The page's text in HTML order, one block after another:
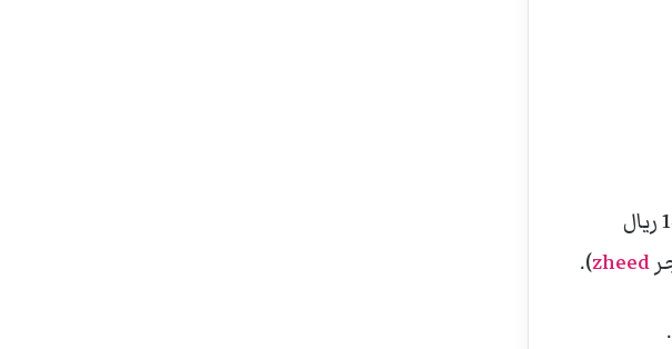
يبلغ سعر عطر Nusuk Fawah بتركيز ماء عطر وبسعة 80 مل 36 يورو، وتعادل 145 ريال
zheed
).
.